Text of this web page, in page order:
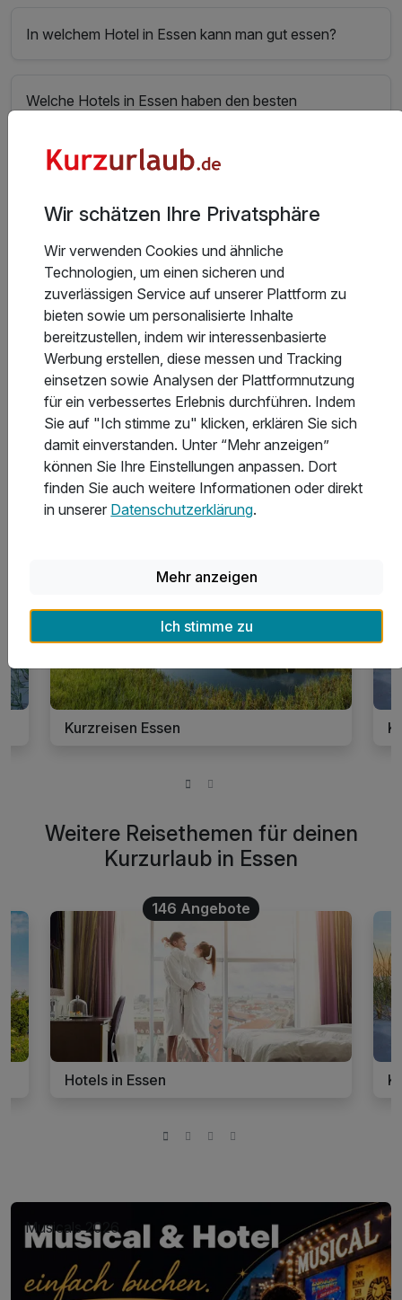
In welchem Hotel in Essen kann man gut essen?
Welche Hotels in Essen haben den besten
und Freizeitangebot?
Welche Hotels in Essen bieten die besten Freizeit-
und Ausflugsmöglichkeiten?
Was kostet eine Übernachtung in Essen
durchschnittlich?
Inspirationen für Urlaub in Essen
Kurzreisen Essen
Weitere Reisethemen für deinen
Kurzurlaub in Essen
146 Angebote
Hotels in Essen
Musicals 2026
Wir schätzen Ihre Privatsphäre
Wir verwenden Cookies und ähnliche
Technologien, um einen sicheren und
zuverlässigen Service auf unserer Plattform zu
bieten sowie um personalisierte Inhalte
bereitzustellen, indem wir interessenbasierte
Werbung erstellen, diese messen und Tracking
einsetzen sowie Analysen der Plattformnutzung
für ein verbessertes Erlebnis durchführen. Indem
Sie auf "Ich stimme zu" klicken, erklären Sie sich
damit einverstanden. Unter “Mehr anzeigen”
können Sie Ihre Einstellungen anpassen. Dort
finden Sie auch weitere Informationen oder direkt
in unserer Datenschutzerklärung.
Mehr anzeigen
Ich stimme zu